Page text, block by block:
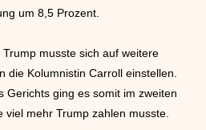
um 8,5 Prozent.
musste sich auf weitere
die Kolumnistin Carroll einstellen.
Gerichts ging es somit im zweiten
mehr Trump zahlen musste.